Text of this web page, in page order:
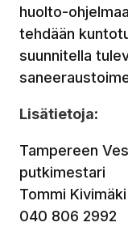
huolto-
tehdään
suunnitella
Lisätietoja:
Tampereen
putkimestari
Tommi Kivimäki
040 806 2992